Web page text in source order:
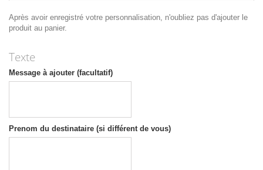
Après avoir enregistré votre personnalisation, n'oubliez pas d'ajouter le
produit au panier.
Texte
Message à ajouter (facultatif)
Prenom du destinataire (si différent de vous)